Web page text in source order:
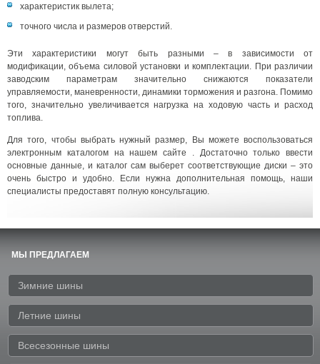
характеристик вылета;
точного числа и размеров отверстий.
Эти характеристики могут быть разными – в зависимости от
модификации, объема силовой установки и комплектации. При различии
заводским параметрам значительно снижаются показатели
управляемости, маневренности, динамики торможения и разгона. Помимо
того, значительно увеличивается нагрузка на ходовую часть и расход
топлива.
Для того, чтобы выбрать нужный размер, Вы можете воспользоваться
электронным каталогом на нашем сайте . Достаточно только ввести
основные данные, и каталог сам выберет соответствующие диски – это
очень быстро и удобно. Если нужна дополнительная помощь, наши
специалисты предоставят полную консультацию.
МЫ ПРЕДЛАГАЕМ
Зимние шины
Летние шины
Всесезонные шины